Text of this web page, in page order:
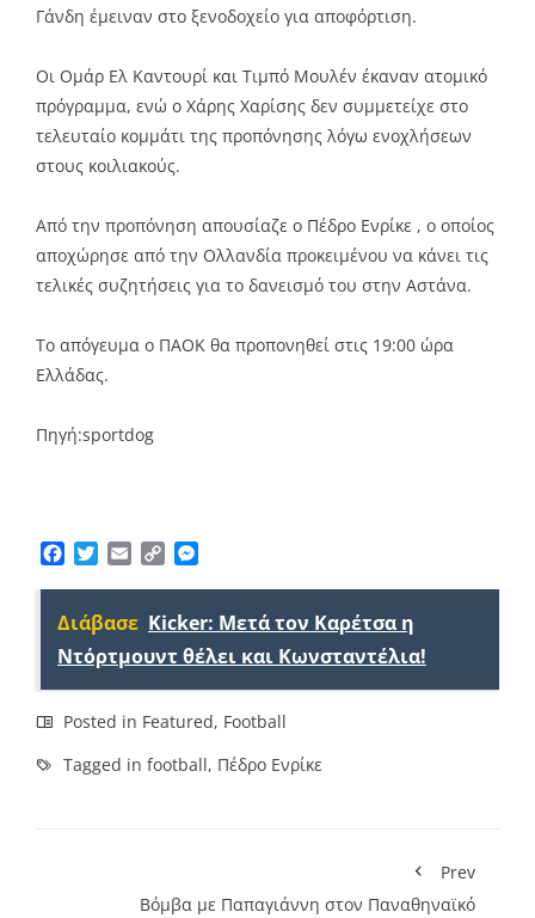
Γάνδη έμειναν στο ξενοδοχείο για αποφόρτιση.
Οι Ομάρ Ελ Καντουρί και Τιμπό Μουλέν έκαναν ατομικό
πρόγραμμα, ενώ ο Χάρης Χαρίσης δεν συμμετείχε στο
τελευταίο κομμάτι της προπόνησης λόγω ενοχλήσεων
στους κοιλιακούς.
Από την προπόνηση απουσίαζε ο Πέδρο Ενρίκε , ο οποίος
αποχώρησε από την Ολλανδία προκειμένου να κάνει τις
τελικές συζητήσεις για το δανεισμό του στην Αστάνα.
Το απόγευμα ο ΠΑΟΚ θα προπονηθεί στις 19:00 ώρα
Ελλάδας.
Πηγή:sportdog
Facebook
TwitterEmailCopy
Διάβασε Kicker: Μετά τον Καρέτσα η
Ντόρτμουντ θέλει και Κωνσταντέλια!
Posted in Featured, Football
Tagged in football, Πέδρο Ενρίκε
Prev
Βόμβα με Παπαγιάννη στον Παναθηναϊκό